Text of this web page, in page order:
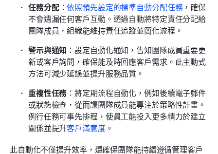
任務分配：依照預先設定的標準自動分配任務，確保
不會遺漏任何客戶互動。透過自動將特定責任分配給
團隊成員，組織能維持責任追蹤並簡化流程。
警示與通知 ：設定自動化通知，告知團隊成員重要更
新或客戶詢問，確保能及時回應客戶需求。此主動式
方法可減少延誤並提升服務品質。
重複性任務 ：將定期流程自動化，例如後續電子郵件
或狀態檢查，從而讓團隊成員能專注於策略性計畫。
例行任務可事先排程，使員工能投入更多精力於建立
關係並提升客戶滿意度。
此自動化不僅提升效率，還確保團隊能持續遵循管理客戶